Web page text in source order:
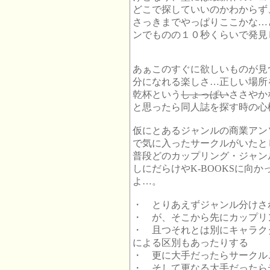
どこで探していいのかわから
さっきまでやっぱりここかな
ンでものの１０秒くらいで発
あぁこのすぐに欲しいものが
分になれる楽しさ…正しい場所
乾杯という しょっぱいささや
と思ったら同人誌を探す時の
仮にとあるジャンルの商業ア
で気に入ったサークルがいた
普段どのカップリング・ジャ
しにだらけやK-BOOKSに向か
よ…。
・ とりあえずジャンル分け
・ が、そこから先にカップ
・ 且つそれとは別にキャラ
による区別もあったりする
・ 更に大手だったらサークル
・ そして更なる大手だった